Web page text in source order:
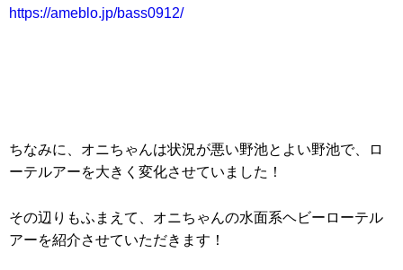
https://ameblo.jp/bass0912/
ちなみに、オニちゃんは状況が悪い野池とよい野池で、ロ
ーテルアーを大きく変化させていました！
その辺りもふまえて、オニちゃんの水面系ヘビーローテル
アーを紹介させていただきます！